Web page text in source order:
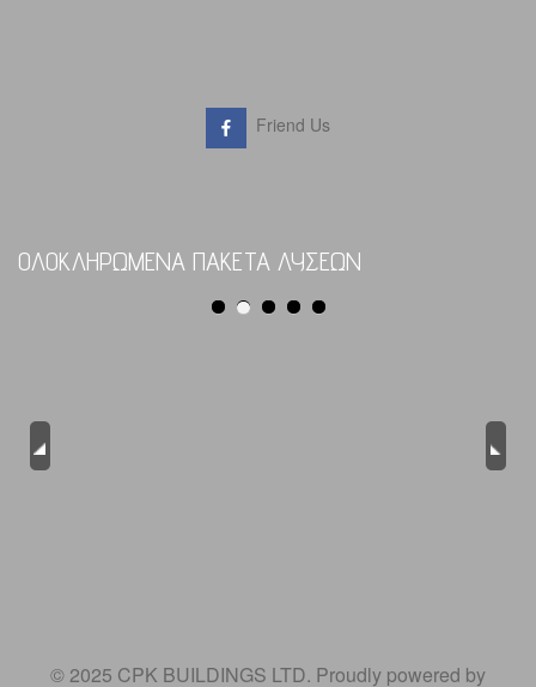
Friend Us
ΟΛΟΚΛΗΡΩΜΕΝΑ ΠΑΚΕΤΑ ΛΥΣΕΩΝ
Previous Next
© 2025 CPK BUILDINGS LTD. Proudly powered by